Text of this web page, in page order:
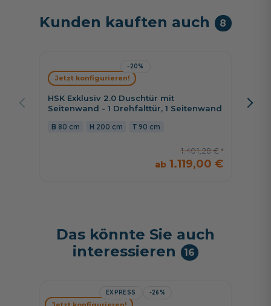
Kunden kauften auch 8
-20%
HSK Exklusiv 2.0 Duschtür mit
Seitenwand - 1 Drehfalttür, 1 Seitenwand
80 cm 200 cm 90 cm
1.401,28 €
1.119,00 €
Jetzt konfigurieren!
HSK
Das könnte Sie auch
interessieren
16
EXPRESS -26%